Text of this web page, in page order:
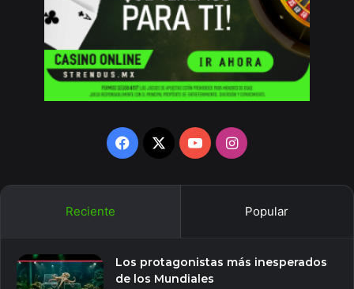
Facebook
X YouTubeInstagram
Reciente Popular
Los protagonistas más inesperados
de los Mundiales